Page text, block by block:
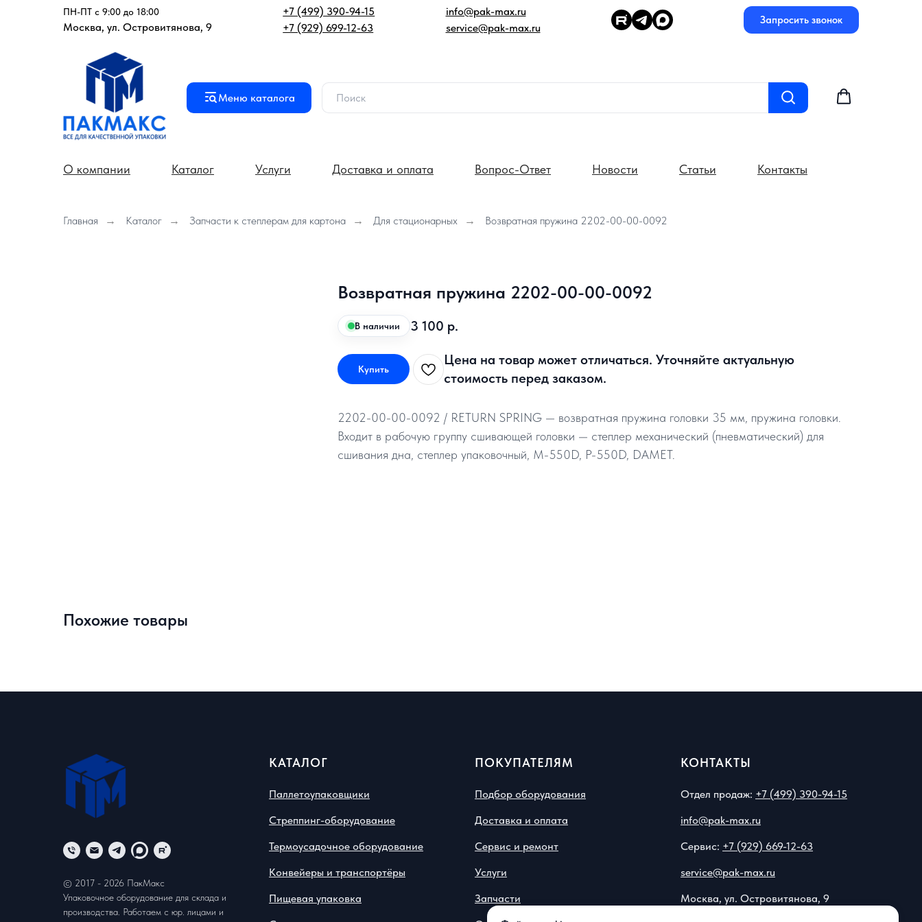
ПН-ПТ с 9:00 до 18:00
Москва, ул. Островитянова, 9
+7 (499) 390-94-15
+7 (929) 699-12-63
info@pak-max.ru
service@pak-max.ru
Запросить звонок
Меню каталога
О компании Каталог Услуги Доставка и оплата Вопрос-Ответ Новости Статьи Контакты
Главная → Каталог → Запчасти к степлерам для картона → Для стационарных → Возвратная пружина 2202-00-00-0092
Возвратная пружина 2202-00-00-0092
В наличии 3 100 р.
Купить
Цена на товар может отличаться. Уточняйте актуальную
стоимость перед заказом.
2202-00-00-0092 / RETURN SPRING — возвратная пружина головки 35 мм, пружина головки.
Входит в рабочую группу сшивающей головки — степлер механический (пневматический) для
сшивания дна, степлер упаковочный, M-550D, P-550D, DAMET.
Похожие товары
© 2017 - 2026 ПакМакс
Упаковочное оборудование для склада и
производства. Работаем с юр. лицами и
КАТАЛОГ
Паллетоупаковщики
Стреппинг-оборудование
Термоусадочное оборудование
Конвейеры и транспортёры
Пищевая упаковка
ПОКУПАТЕЛЯМ
Подбор оборудования
Доставка и оплата
Сервис и ремонт
Услуги
Запчасти
КОНТАКТЫ
Отдел продаж: +7 (499) 390-94-15
info@pak-max.ru
Сервис: +7 (929) 669-12-63
service@pak-max.ru
Москва, ул. Островитянова, 9